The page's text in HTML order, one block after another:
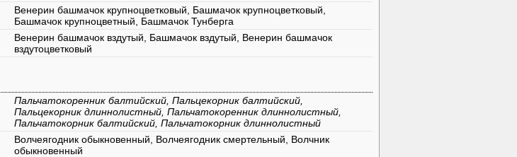
Венерин башмачок крупноцветковый, Башмачок крупноцветковый,
Башмачок крупноцветный, Башмачок Тунберга
Венерин башмачок вздутый, Башмачок вздутый, Венерин башмачок
вздутоцветковый
Пальчатокоренник балтийский, Пальцекорник балтийский,
Пальцекорник длиннолистный, Пальчатокоренник длиннолистный,
Пальчатокорник балтийский, Пальчатокорник длиннолистный
Волчеягодник обыкновенный, Волчеягодник смертельный, Волчник
обыкновенный